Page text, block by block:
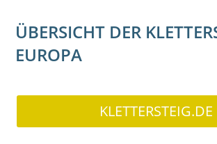
ÜBERSICHT DER
EUROPA
KLETTERSTEIG.DE